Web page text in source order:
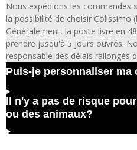
Nous expédions les commandes
la possibilité de choisir Colissimo
Généralement, la poste livre en
prendre jusqu'à 5 jours ouvrés.
responsable des délais rallongés
Puis-je personnaliser ma
Il n'y a pas de risque
ou des animaux?